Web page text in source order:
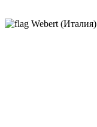
Webert (Италия)